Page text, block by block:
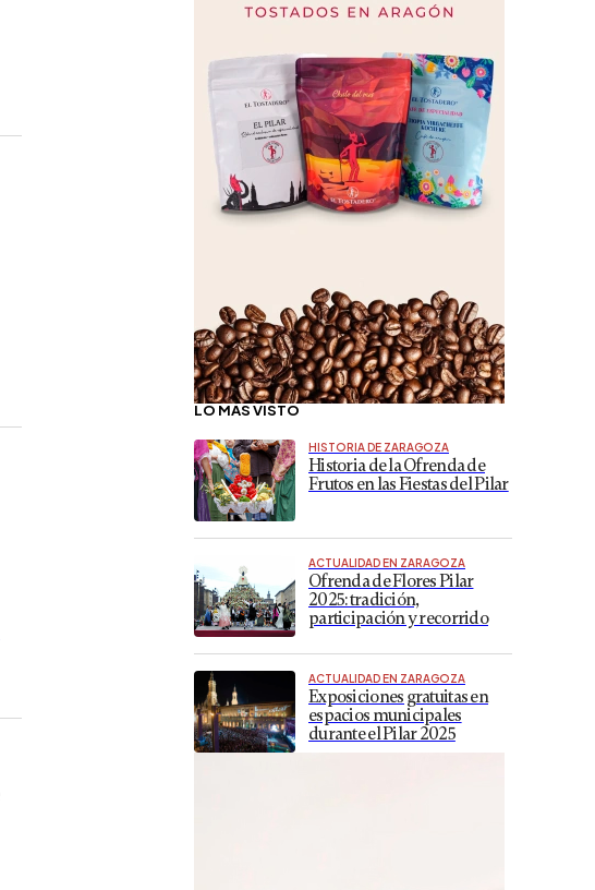
LO MÁS VISTO
HISTORIA DE ZARAGOZA
Historia de la Ofrenda de
Frutos en las Fiestas del Pilar
ACTUALIDAD EN ZARAGOZA
Ofrenda de Flores Pilar
2025: tradición,
participación y recorrido
ACTUALIDAD EN ZARAGOZA
Exposiciones gratuitas en
espacios municipales
durante el Pilar 2025